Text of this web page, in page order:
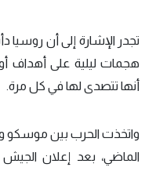
تجدر الإشارة إلى أن روسيا
هجمات ليلية على أهداف
أنها تتصدى لها في كل مرة.
الماضي، بعد إعلان